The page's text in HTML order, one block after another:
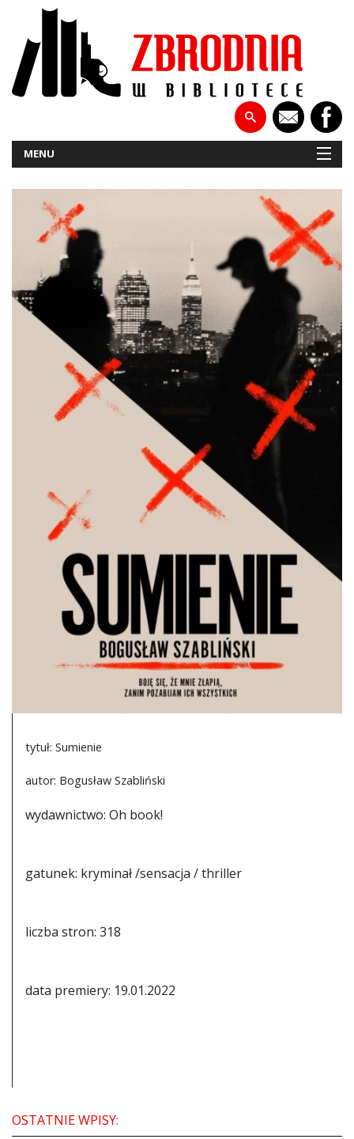
MENU
NOWOŚCI
PATRONATY
WYWIADY
RECENZJE
DO CZYTANIA
NA EKRANIE
tytuł: Sumienie
autor: Bogusław Szabliński
wydawnictwo: Oh book!
gatunek: kryminał /sensacja / thriller
liczba stron: 318
data premiery: 19.01.2022
OSTATNIE WPISY: